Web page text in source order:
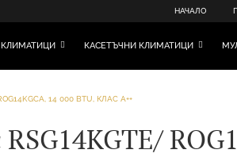
НАЧАЛО
КАСЕТЪЧНИ КЛИМАТИЦИ
14 000 BTU, КЛАС А++